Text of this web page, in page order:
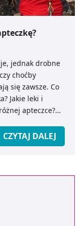
jednak drobne
choćby
się zawsze. Co
Jakie leki i
apteczce?
apteczkę z
CZYTAJ DALEJ